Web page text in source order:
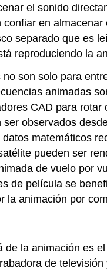
el sonido
confiar en almacenar
separado que es
reproduciendo la
no son solo para
animadas
CAD para rotar
ser observados
matemáticos
pueden ser
de vuelo por
de película se
la animación por
de la animación es
de televisión